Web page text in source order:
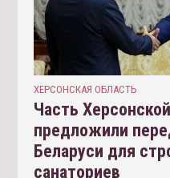
ХЕРСОНСКАЯ ОБЛАСТЬ
Часть
предложили
Беларуси для
санаториев